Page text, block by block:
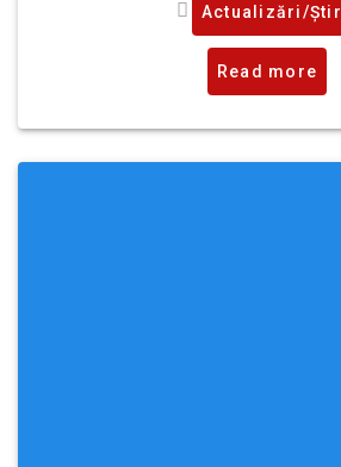
Actualizări/
Read more